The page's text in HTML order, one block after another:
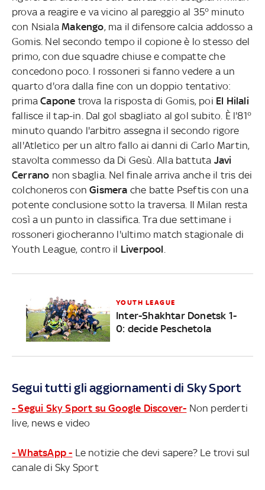
prova a reagire e va vicino al pareggio al 35° minuto
con NsialaMakengo, ma il difensore calcia addosso a
Gomis. Nel secondo tempo il copione è lo stesso del
primo, con due squadre chiuse e compatte che
concedono poco. I rossoneri si fanno vedere a un
quarto d'ora dalla fine con un doppio tentativo:
primaCapone trova la risposta di Gomis, poi El Hilali
fallisce il tap-in. Dal gol sbagliato al gol subito. È l'81°
minuto quando l'arbitro assegna il secondo rigore
all'Atletico per un altro fallo ai danni di Carlo Martin,
stavolta commesso da Di Gesù. Alla battuta Javi
Cerrano non sbaglia. Nel finale arriva anche il tris dei
colchoneros conGismera che batte Pseftis con una
potente conclusione sotto la traversa. Il Milan resta
così a un punto in classifica. Tra due settimane i
rossoneri giocheranno l'ultimo match stagionale di
Youth League, contro il Liverpool
YOUTH LEAGUE
Inter-Shakhtar Donetsk 1-
0: decide Peschetola
Segui tutti gli aggiornamenti di Sky Sport
- Segui Sky Sport su Google Discover- Non perderti
live, news e video
- WhatsApp - Le notizie che devi sapere? Le trovi sul
canale di Sky Sport